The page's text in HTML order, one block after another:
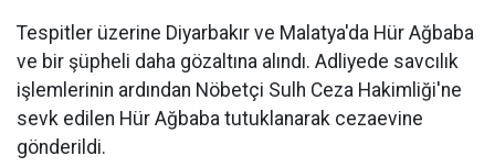
Tespitler üzerine Diyarbakır ve Malatya'da Hür Ağbaba
ve bir şüpheli daha gözaltına alındı. Adliyede savcılık
işlemlerinin ardından Nöbetçi Sulh Ceza Hakimliği'ne
sevk edilen Hür Ağbaba tutuklanarak cezaevine
gönderildi.